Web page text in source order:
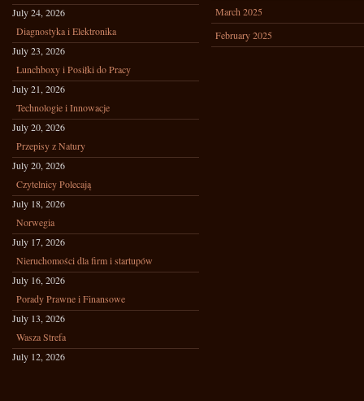
July 24, 2026
Diagnostyka i Elektronika
July 23, 2026
Lunchboxy i Posiłki do Pracy
July 21, 2026
Technologie i Innowacje
July 20, 2026
Przepisy z Natury
July 20, 2026
Czytelnicy Polecają
July 18, 2026
Norwegia
July 17, 2026
Nieruchomości dla firm i startupów
July 16, 2026
Porady Prawne i Finansowe
July 13, 2026
Wasza Strefa
July 12, 2026
March 2025
February 2025